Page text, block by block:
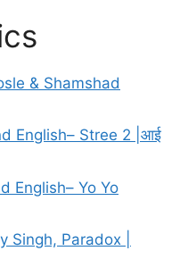
& Shamshad
English– Stree 2 |आई
English– Yo Yo
Singh, Paradox |